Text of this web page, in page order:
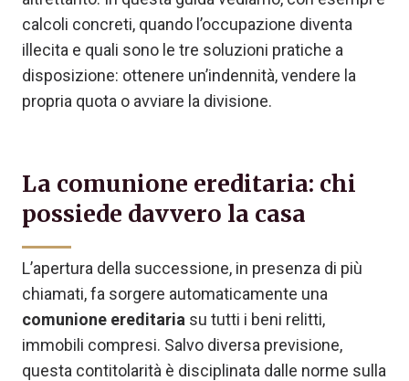
calcoli concreti, quando l’occupazione diventa
illecita e quali sono le tre soluzioni pratiche a
disposizione: ottenere un’indennità, vendere la
propria quota o avviare la divisione.
La comunione ereditaria: chi
possiede davvero la casa
L’apertura della successione, in presenza di più
chiamati, fa sorgere automaticamente una
comunione ereditaria su tutti i beni relitti,
immobili compresi. Salvo diversa previsione,
questa contitolarità è disciplinata dalle norme sulla